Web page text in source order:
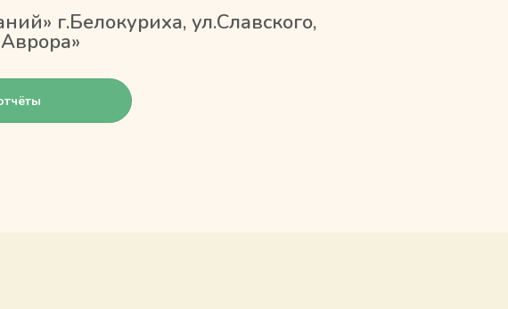
г.Белокуриха, ул.Славского,